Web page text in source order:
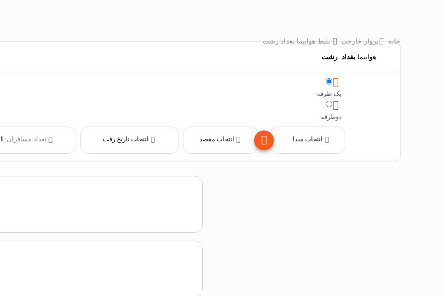
خانه پرواز خارجی
بلیط هواپیما بغداد رشت
هواپیما بغداد رشت
یک طرفه
دوطرفه
انتخاب مبدا انتخاب مقصد تعداد مسافران:1